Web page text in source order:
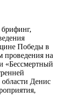
брифинг,
Победы в
проведения на
«Бессмертный
Денис